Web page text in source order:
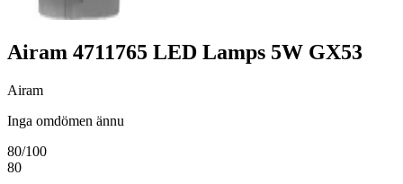
Airam 4711765 LED Lamps 5W GX53
Airam
Inga omdömen ännu
80/100
80